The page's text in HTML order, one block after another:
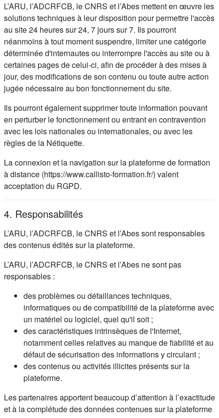
L’ARU, l’ADCRFCB, le CNRS et l’Abes mettent en œuvre les
solutions techniques à leur disposition pour permettre l'accès
au site 24 heures sur 24, 7 jours sur 7. Ils pourront
néanmoins à tout moment suspendre, limiter une catégorie
déterminée d'internautes ou interrompre l'accès au site ou à
certaines pages de celui-ci, afin de procéder à des mises à
jour, des modifications de son contenu ou toute autre action
jugée nécessaire au bon fonctionnement du site.
Ils pourront également supprimer toute information pouvant
en perturber le fonctionnement ou entrant en contravention
avec les lois nationales ou internationales, ou avec les
règles de la Nétiquette.
La connexion et la navigation sur la plateforme de formation
à distance (https://www.callisto-formation.fr/) valent
acceptation du RGPD.
4. Responsabilités
L’ARU, l’ADCRFCB, le CNRS et l’Abes sont responsables
des contenus édités sur la plateforme.
L’ARU, l’ADCRFCB, le CNRS et l’Abes ne sont pas
responsables :
des problèmes ou défaillances techniques,
informatiques ou de compatibilité de la plateforme avec
un matériel ou logiciel, quel qu'il soit ;
des caractéristiques intrinsèques de l'Internet,
notamment celles relatives au manque de fiabilité et au
défaut de sécurisation des informations y circulant ;
des contenus ou activités illicites présents sur la
plateforme.
Les partenaires apportent beaucoup d’attention à l’exactitude
et à la complétude des données contenues sur la plateforme